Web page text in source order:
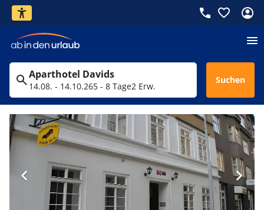
Aparthotel Davids
14.08. - 14.10.265 - 8 Tage2 Erw.
Suchen